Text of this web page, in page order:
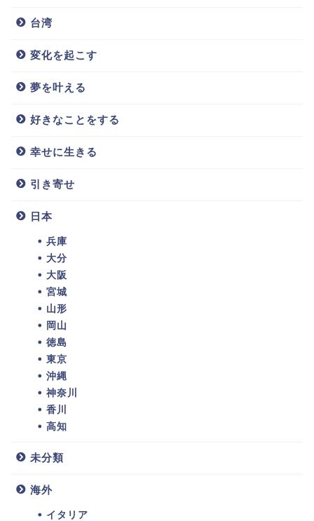
台湾
変化を起こす
夢を叶える
好きなことをする
幸せに生きる
引き寄せ
日本
兵庫
大分
大阪
宮城
山形
岡山
徳島
東京
沖縄
神奈川
香川
高知
未分類
海外
イタリア